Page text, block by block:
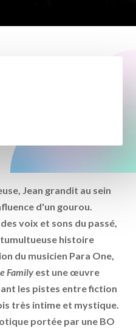
Jean grandit au sein
d'un gourou.
voix et sons du passé,
histoire
du musicien Para One,
Family est une œuvre
les pistes entre fiction
très intime et mystique.
portée par une BO